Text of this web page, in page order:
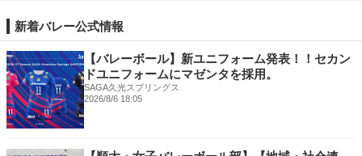
新着バレー公式情報
【バレーボール】新ユニフォーム発表！！セカン
ドユニフォームにマゼンタを採用。
SAGA久光スプリングス
2026/8/6 18:05